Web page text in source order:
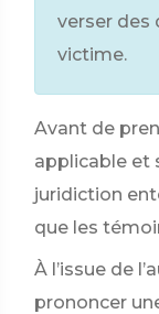
verser des
victime.
Avant de
applicable et
juridiction
que les
À l’issue de
prononcer